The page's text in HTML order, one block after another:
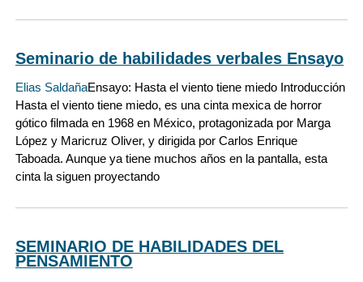
Seminario de habilidades verbales Ensayo
Elias SaldañaEnsayo: Hasta el viento tiene miedo Introducción
Hasta el viento tiene miedo, es una cinta mexica de horror
gótico filmada en 1968 en México, protagonizada por Marga
López y Maricruz Oliver, y dirigida por Carlos Enrique
Taboada. Aunque ya tiene muchos años en la pantalla, esta
cinta la siguen proyectando
SEMINARIO DE HABILIDADES DEL
PENSAMIENTO